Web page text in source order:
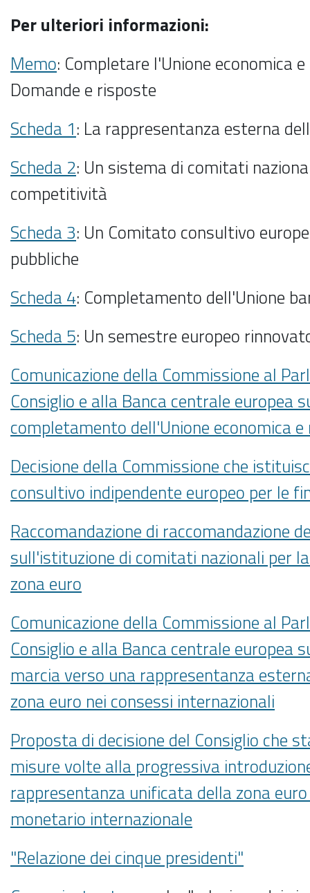
Per ulteriori informazioni:
Memo: Completare l'Unione economica
Domande e risposte
Scheda 1: La rappresentanza esterna
Scheda 2: Un sistema di comitati
competitività
Scheda 3: Un Comitato consultivo
pubbliche
Scheda 4: Completamento dell'Unione
Scheda 5: Un semestre europeo
Comunicazione della Commissione al
Consiglio e alla Banca centrale europea
completamento dell'Unione economica
Decisione della Commissione che
consultivo indipendente europeo per le
Raccomandazione di raccomandazione
sull'istituzione di comitati nazionali per
zona euro
Comunicazione della Commissione al
Consiglio e alla Banca centrale europea
marcia verso una rappresentanza
zona euro nei consessi internazionali
Proposta di decisione del Consiglio che
misure volte alla progressiva
rappresentanza unificata della zona
monetario internazionale
"Relazione dei cinque presidenti"